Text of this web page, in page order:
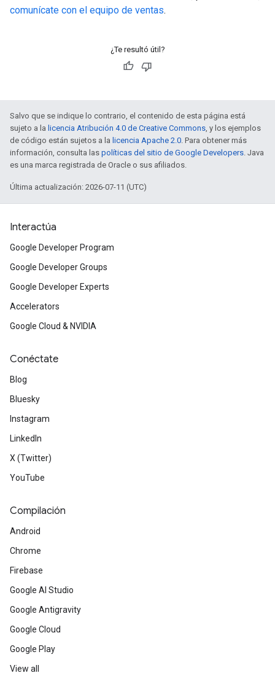
comunícate con el equipo de ventas.
¿Te resultó útil?
Salvo que se indique lo contrario, el contenido de esta página está
sujeto a la licencia Atribución 4.0 de Creative Commons, y los ejemplos
de código están sujetos a la licencia Apache 2.0. Para obtener más
información, consulta las políticas del sitio de Google Developers. Java
es una marca registrada de Oracle o sus afiliados.
Última actualización: 2026-07-11 (UTC)
Interactúa
Google Developer Program
Google Developer Groups
Google Developer Experts
Accelerators
Google Cloud & NVIDIA
Conéctate
Blog
Bluesky
Instagram
LinkedIn
X (Twitter)
YouTube
Compilación
Android
Chrome
Firebase
Google AI Studio
Google Antigravity
Google Cloud
Google Play
View all